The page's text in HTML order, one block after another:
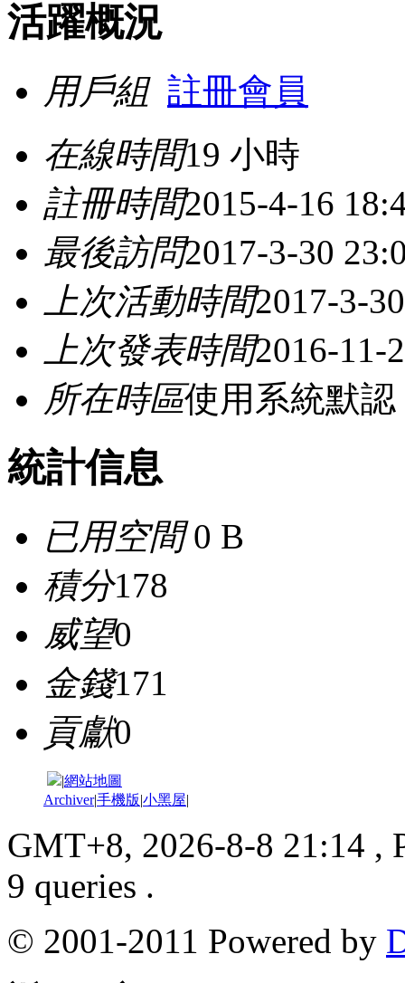
活躍概況
用戶組 註冊會員
在線時間19 小時
註冊時間2015-4-16
最後訪問2017-3-30
上次活動時間2017-3-
上次發表時間2016-11-
所在時區使用系統默認
統計信息
已用空間0 B
積分178
威望0
金錢171
貢獻0
|網站地圖
Archiver|手機版|小黑屋|
GMT+8, 2026-8-8 21:14 ,
9 queries .
© 2001-2011 Powered by